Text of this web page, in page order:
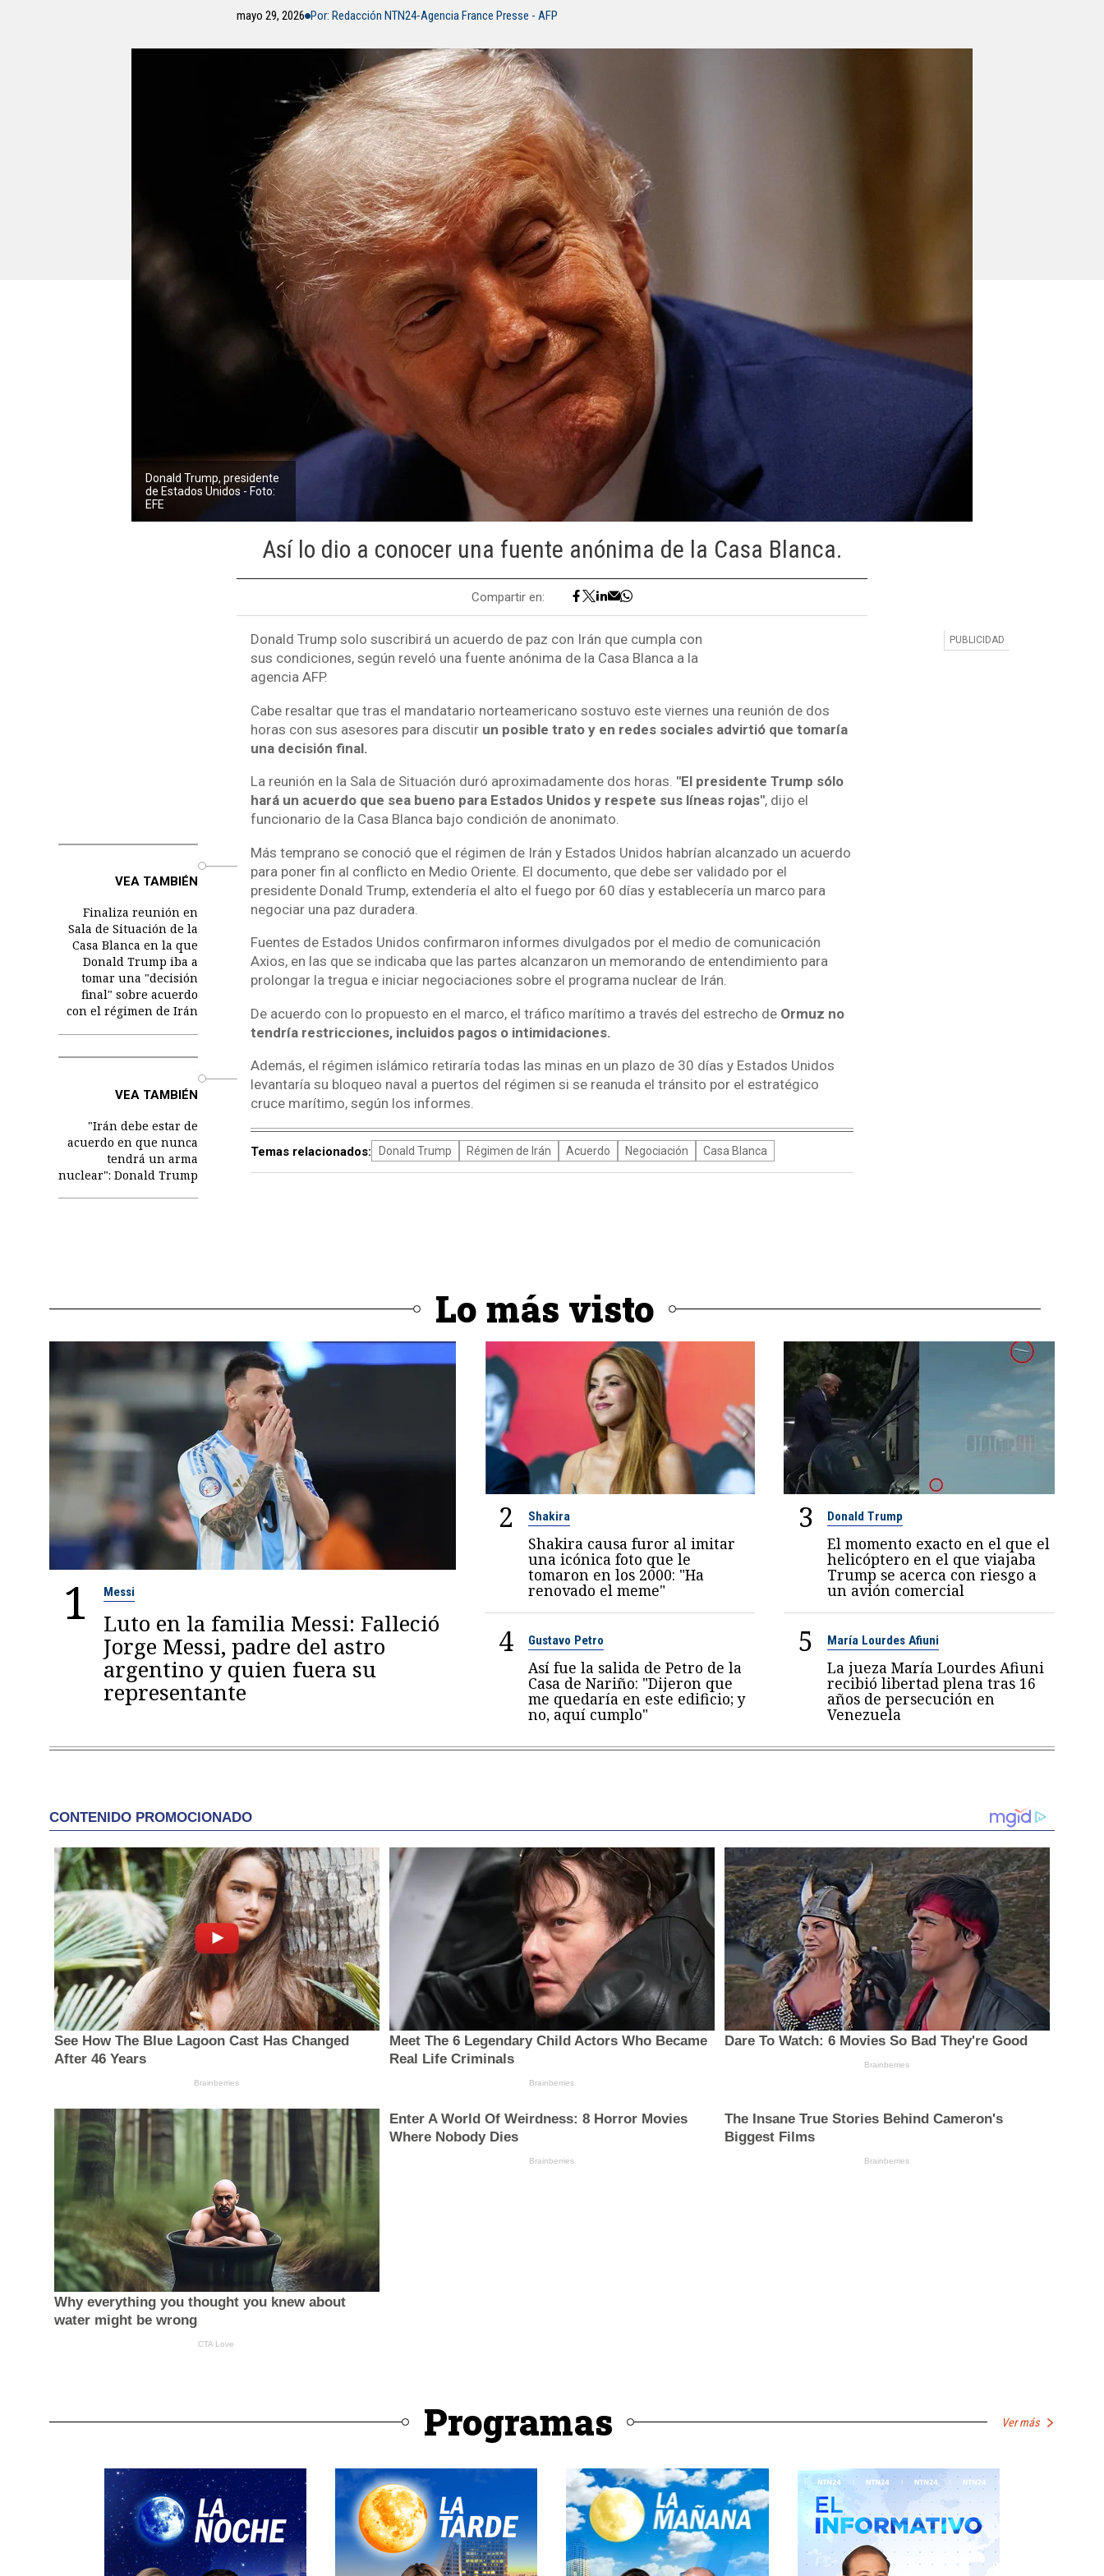
mayo 29, 2026 Por: Redacción NTN24-Agencia France Presse - AFP
Donald Trump, presidente
de Estados Unidos - Foto:
EFE
Así lo dio a conocer una fuente anónima de la Casa Blanca.
Compartir en:
Donald Trump solo suscribirá un acuerdo de paz con Irán que cumpla con
sus condiciones, según reveló una fuente anónima de la Casa Blanca a la
agencia AFP.
Cabe resaltar que tras el mandatario norteamericano sostuvo este viernes una reunión de dos
horas con sus asesores para discutir un posible trato y en redes sociales advirtió que tomaría
una decisión final.
La reunión en la Sala de Situación duró aproximadamente dos horas. "El presidente Trump sólo
hará un acuerdo que sea bueno para Estados Unidos y respete sus líneas rojas", dijo el
funcionario de la Casa Blanca bajo condición de anonimato.
VEA TAMBIÉN
Finaliza reunión en
Sala de Situación de la
Casa Blanca en la que
Donald Trump iba a
tomar una "decisión
final" sobre acuerdo
con el régimen de Irán
Más temprano se conoció que el régimen de Irán y Estados Unidos habrían alcanzado un acuerdo
para poner fin al conflicto en Medio Oriente. El documento, que debe ser validado por el
presidente Donald Trump, extendería el alto el fuego por 60 días y establecería un marco para
negociar una paz duradera.
Fuentes de Estados Unidos confirmaron informes divulgados por el medio de comunicación
Axios, en las que se indicaba que las partes alcanzaron un memorando de entendimiento para
prolongar la tregua e iniciar negociaciones sobre el programa nuclear de Irán.
De acuerdo con lo propuesto en el marco, el tráfico marítimo a través del estrecho de Ormuz no
tendría restricciones, incluidos pagos o intimidaciones.
VEA TAMBIÉN
"Irán debe estar de
acuerdo en que nunca
tendrá un arma
nuclear": Donald Trump
Además, el régimen islámico retiraría todas las minas en un plazo de 30 días y Estados Unidos
levantaría su bloqueo naval a puertos del régimen si se reanuda el tránsito por el estratégico
cruce marítimo, según los informes.
Temas relacionados: Donald Trump Régimen de Irán Acuerdo Negociación Casa Blanca
Lo más visto
1 Messi
Luto en la familia Messi: Falleció
Jorge Messi, padre del astro
argentino y quien fuera su
representante
2 Shakira
Shakira causa furor al imitar
una icónica foto que le
tomaron en los 2000: "Ha
renovado el meme"
3 Donald Trump
El momento exacto en el que el
helicóptero en el que viajaba
Trump se acerca con riesgo a
un avión comercial
4 Gustavo Petro
Así fue la salida de Petro de la
Casa de Nariño: "Dijeron que
me quedaría en este edificio; y
no, aquí cumplo"
5 María Lourdes Afiuni
La jueza María Lourdes Afiuni
recibió libertad plena tras 16
años de persecución en
Venezuela
Programas Ver más